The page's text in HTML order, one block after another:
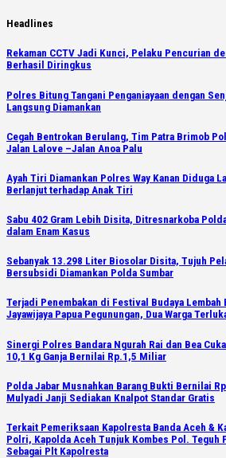
Skip
content
Headlines
Rekaman CCTV Jadi Kunci, Pelaku Pencurian
Berhasil Diringkus
Polres Bitung Tangani Penganiayaan dengan
Langsung Diamankan
Cegah Bentrokan Berulang, Tim Patra Brimob
Jalan Lalove –Jalan Anoa Palu
Ayah Tiri Diamankan Polres Way Kanan Diduga
Berlanjut terhadap Anak Tiri
Sabu 402 Gram Lebih Disita, Ditresnarkoba
dalam Enam Kasus
Sebanyak 13.298 Liter Biosolar Disita, Tujuh
Bersubsidi Diamankan Polda Sumbar
Terjadi Penembakan di Festival Budaya Lembah
Jayawijaya Papua Pegunungan, Dua Warga
Sinergi Polres Bandara Ngurah Rai dan Bea
10,1 Kg Ganja Bernilai Rp.1,5 Miliar
Polda Jabar Musnahkan Barang Bukti Bernilai
Mulyadi Janji Sediakan Knalpot Standar Gratis
Terkait Pemeriksaan Kapolresta Banda Aceh &
Polri, Kapolda Aceh Tunjuk Kombes Pol. Teguh
Sebagai Plt Kapolresta